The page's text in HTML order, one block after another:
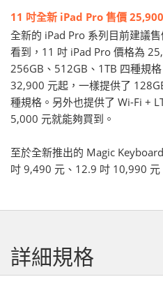
11 吋全新 iPad Pro 售價
全新的 iPad Pro 系列目前建議
看到，11 吋 iPad Pro 價格為
256GB、512GB、1TB 四種規
32,900 元起，一樣提供了
種規格。另外也提供了 Wi-Fi +
5,000 元就能夠買到。
至於全新推出的 Magic
吋 9,490 元、12.9 吋 10,990 元
詳細規格